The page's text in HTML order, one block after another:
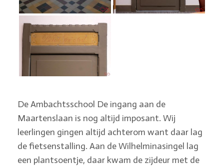
De Ambachtsschool De ingang aan de
Maartenslaan is nog altijd imposant. Wij
leerlingen gingen altijd achterom want daar lag
de fietsenstalling. Aan de Wilhelminasingel lag
een plantsoentje, daar kwam de zijdeur met de